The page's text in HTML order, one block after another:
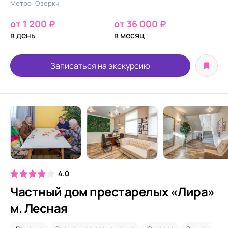
Метро: Озерки
от 1 200 ₽
в день
от 36 000 ₽
в месяц
Записаться на экскурсию
4.0
Частный дом престарелых «Лира»
м. Лесная